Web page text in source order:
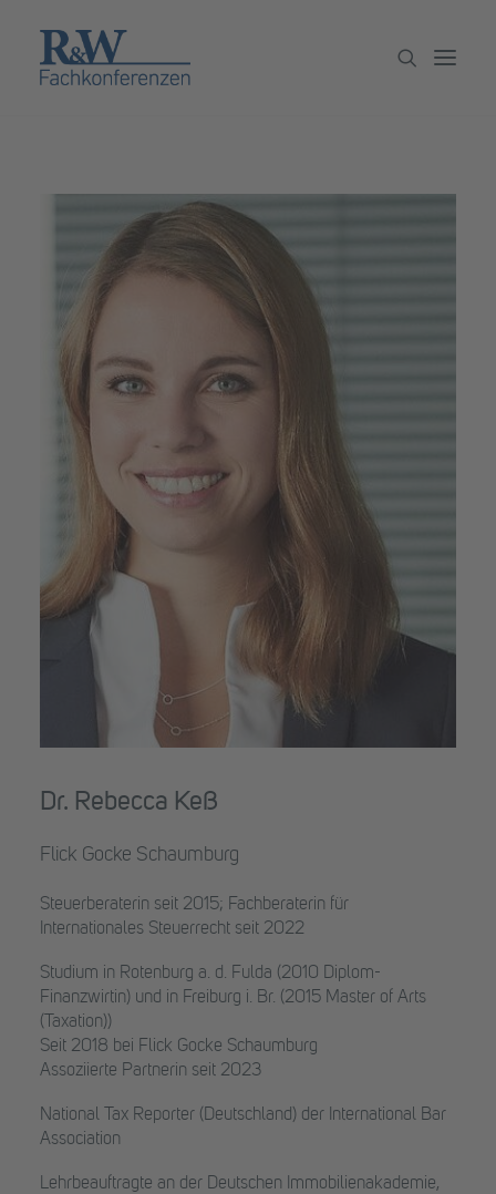
Partner werden
Newsletter
Archiv
Dr. Rebecca Keß
Flick Gocke Schaumburg
Steuerberaterin seit 2015; Fachberaterin für
Internationales Steuerrecht seit 2022
Studium in Rotenburg a. d. Fulda (2010 Diplom-
Finanzwirtin) und in Freiburg i. Br. (2015 Master of Arts
(Taxation))
Seit 2018 bei Flick Gocke Schaumburg
Assoziierte Partnerin seit 2023
National Tax Reporter (Deutschland) der International Bar
Association
Lehrbeauftragte an der Deutschen Immobilienakademie,